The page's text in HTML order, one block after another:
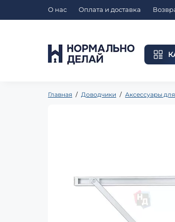
О нас Оплата и доставка
Главная Доводчики Аксессуары